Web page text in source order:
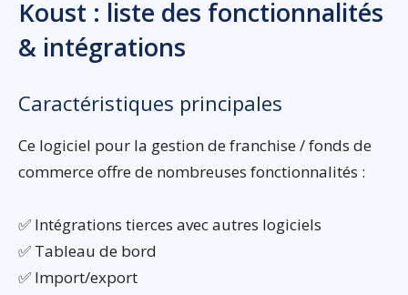
Koust : liste des fonctionnalités
& intégrations
Caractéristiques principales
Ce logiciel pour la gestion de franchise / fonds de
commerce offre de nombreuses fonctionnalités :
✅ Intégrations tierces avec autres logiciels
✅ Tableau de bord
✅ Import/export